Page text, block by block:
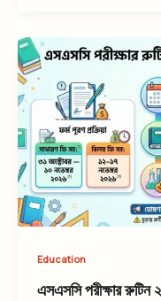
Education
এসএসসি পরীক্ষার